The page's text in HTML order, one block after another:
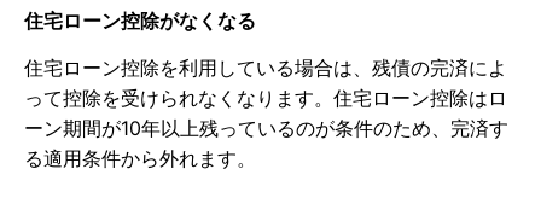
住宅ローン控除がなくなる
住宅ローン控除を利用している場合は、残債の完済によ
って控除を受けられなくなります。住宅ローン控除はロ
ーン期間が10年以上残っているのが条件のため、完済す
る適用条件から外れます。